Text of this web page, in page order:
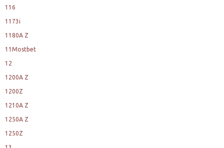
116
1173i
1180A Z
11Mostbet
12
1200A Z
1200Z
1210A Z
1250A Z
1250Z